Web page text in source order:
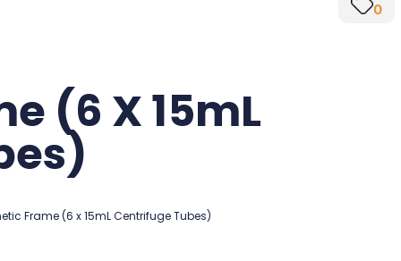
0
(6 X 15mL
Frame (6 x 15mL Centrifuge Tubes)